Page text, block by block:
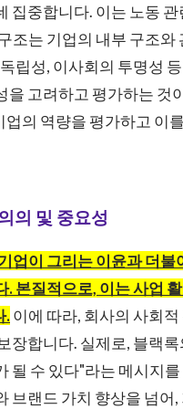
집중합니다. 이는 노동
조는 기업의 내부 구조
립성, 이사회의 투명성
을 고려하고 평가하는 것
의 역량을 평가하고 이
의 및 중요성
업이 그리는 이윤과 더
. 본질적으로, 이는 사업
. 이에 따라, 회사의 사회
장합니다. 실제로, 블랙
될 수 있다"라는 메시지
브랜드 가치 향상을 넘